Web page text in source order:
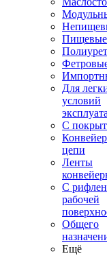
Пищевые
Для
условий
С
цепи
Ленты
С
рабочей
Общего
Ещё